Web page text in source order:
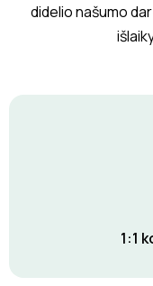
didelio našumo
1:1